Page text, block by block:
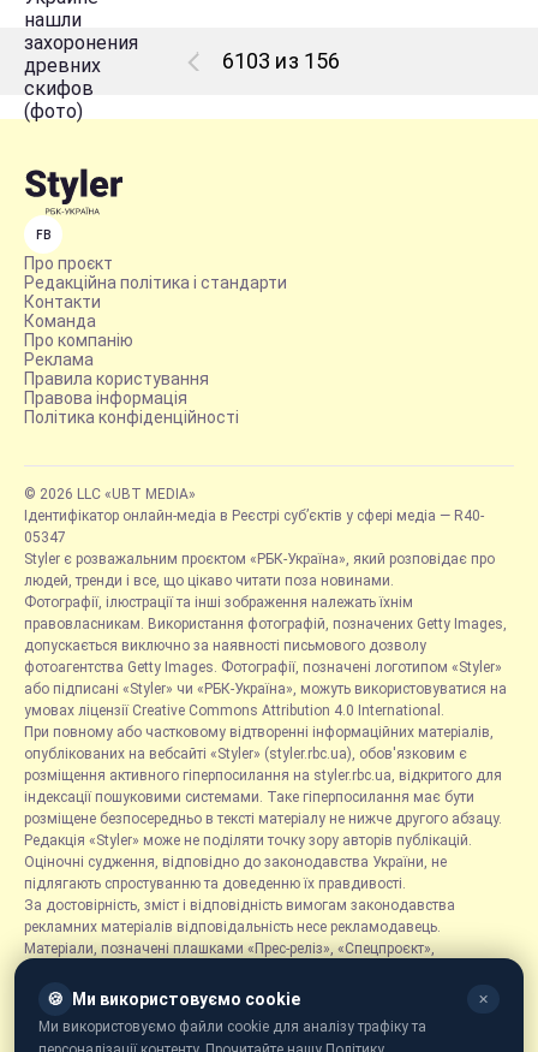
6103 из 156
FB
Про проєкт
Редакційна політика і стандарти
Контакти
Команда
Про компанію
Реклама
Правила користування
Правова інформація
Політика конфіденційності
© 2026 LLC «UBT MEDIA»
Ідентифікатор онлайн-медіа в Реєстрі суб’єктів у сфері медіа — R40-
05347
Styler є розважальним проєктом «РБК-Україна», який розповідає про
людей, тренди і все, що цікаво читати поза новинами.
Фотографії, ілюстрації та інші зображення належать їхнім
правовласникам. Використання фотографій, позначених Getty Images,
допускається виключно за наявності письмового дозволу
фотоагентства Getty Images. Фотографії, позначені логотипом «Styler»
або підписані «Styler» чи «РБК-Україна», можуть використовуватися на
умовах ліцензії Creative Commons Attribution 4.0 International.
При повному або частковому відтворенні інформаційних матеріалів,
опублікованих на вебсайті «Styler» (styler.rbc.ua), обов'язковим є
розміщення активного гіперпосилання на styler.rbc.ua, відкритого для
індексації пошуковими системами. Таке гіперпосилання має бути
розміщене безпосередньо в тексті матеріалу не нижче другого абзацу.
Редакція «Styler» може не поділяти точку зору авторів публікацій.
Оціночні судження, відповідно до законодавства України, не
підлягають спростуванню та доведенню їх правдивості.
За достовірність, зміст і відповідність вимогам законодавства
рекламних матеріалів відповідальність несе рекламодавець.
Матеріали, позначені плашками «Прес-реліз», «Спецпроєкт»,
розміщуються на правах реклами.
Рубрика «Новини компаній» є інформаційним форматом, що містить
новини, повідомлення та оголошення, пов'язані з діяльністю
🍪 Ми використовуємо cookie ✕
Ми використовуємо файли cookie для аналізу трафіку та